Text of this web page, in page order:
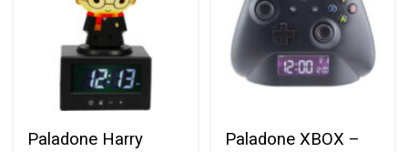
Paladone Harry
Paladone XBOX –